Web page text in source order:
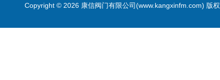
Copyright © 2026 康信阀门有限公司(www.kangxinfm.com) 版